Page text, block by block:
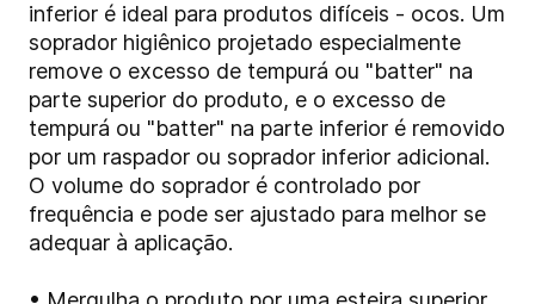
inferior é ideal para produtos difíceis - ocos. Um
soprador higiênico projetado especialmente
remove o excesso de tempurá ou "batter" na
parte superior do produto, e o excesso de
tempurá ou "batter" na parte inferior é removido
por um raspador ou soprador inferior adicional.
O volume do soprador é controlado por
frequência e pode ser ajustado para melhor se
adequar à aplicação.